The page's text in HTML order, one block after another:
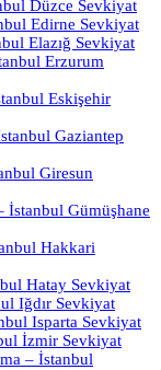
Düzce Sevkiyat
Edirne Sevkiyat
Elazığ Sevkiyat
Erzurum
Eskişehir
Gaziantep
Giresun
İstanbul Gümüşhane
Hakkari
Hatay Sevkiyat
Iğdır Sevkiyat
Isparta Sevkiyat
İzmir Sevkiyat
– İstanbul